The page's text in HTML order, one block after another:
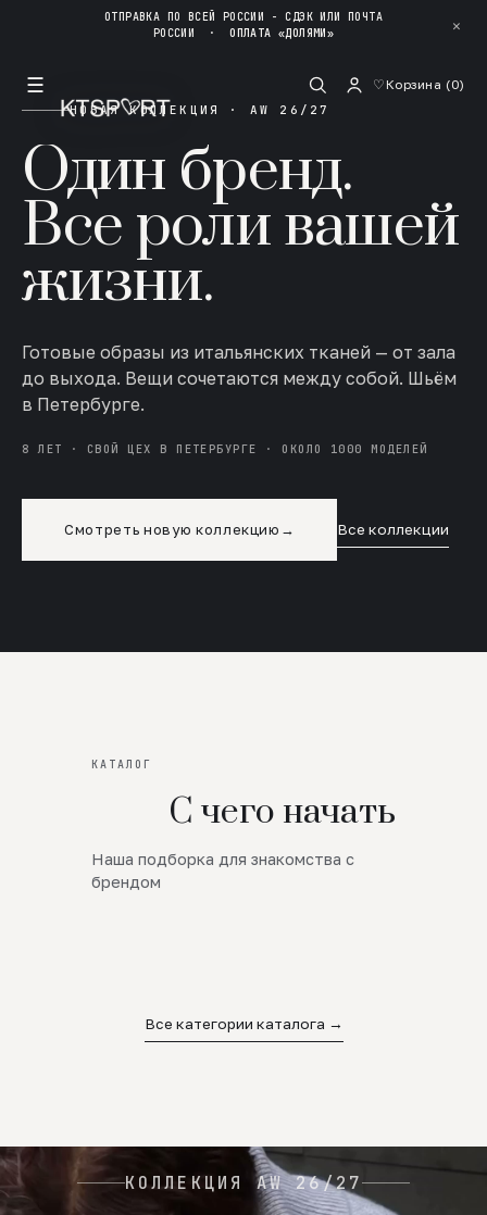
ОТПРАВКА ПО ВСЕЙ РОССИИ - СДЭК ИЛИ ПОЧТА
РОССИИ ·ОПЛАТА «ДОЛЯМИ» ✕
☰ ♡Корзина (0)
НОВАЯ КОЛЛЕКЦИЯ · AW 26/27
Один бренд.
Все роли вашей
жизни.
Готовые образы из итальянских тканей — от зала
до выхода. Вещи сочетаются между собой. Шьём
в Петербурге.
8 ЛЕТ · СВОЙ ЦЕХ В ПЕТЕРБУРГЕ · ОКОЛО 1000 МОДЕЛЕЙ
Смотреть новую коллекцию → Все коллекции
КАТАЛОГ
С чего начать
Наша подборка для знакомства с
брендом
Новинки
SALE
Все категории каталога →
КОЛЛЕКЦИЯ AW 26/27